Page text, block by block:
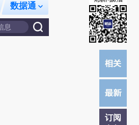
数据通
订阅